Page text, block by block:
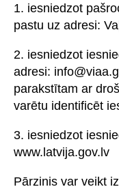
1. iesniedzot
pastu uz adresi:
2. iesniedzot
adresi:
parakstītam ar
varētu identificēt
3. iesniedzot
www.latvija.gov.lv
Pārzinis var veikt